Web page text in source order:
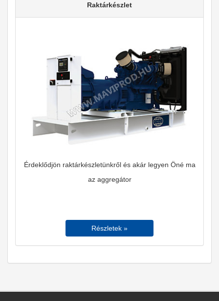
Raktárkészlet
Érdeklődjön raktárkészletünkről és akár legyen Öné ma
az aggregátor
Részletek »